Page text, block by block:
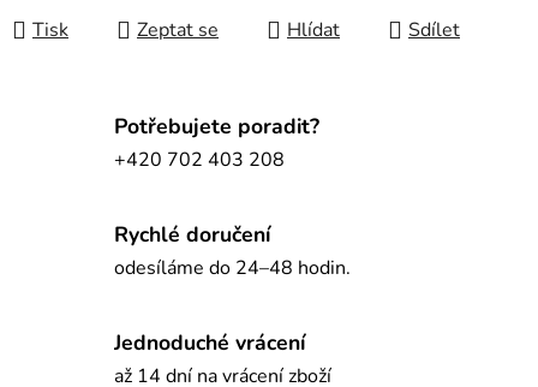
Tisk Zeptat se Hlídat Sdílet
Potřebujete poradit?
+420 702 403 208
Rychlé doručení
odesíláme do 24–48 hodin.
Jednoduché vrácení
až 14 dní na vrácení zboží